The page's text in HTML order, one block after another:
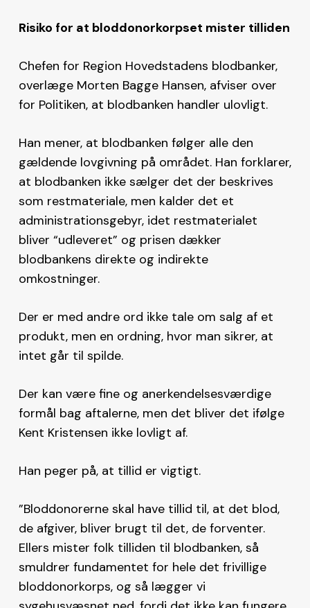
Risiko for at bloddonorkorpset mister tilliden
Chefen for Region Hovedstadens blodbanker,
overlæge Morten Bagge Hansen, afviser over
for Politiken, at blodbanken handler ulovligt.
Han mener, at blodbanken følger alle den
gældende lovgivning på området. Han forklarer,
at blodbanken ikke sælger det der beskrives
som restmateriale, men kalder det et
administrationsgebyr, idet restmaterialet
bliver “udleveret” og prisen dækker
blodbankens direkte og indirekte
omkostninger.
Der er med andre ord ikke tale om salg af et
produkt, men en ordning, hvor man sikrer, at
intet går til spilde.
Der kan være fine og anerkendelsesværdige
formål bag aftalerne, men det bliver det ifølge
Kent Kristensen ikke lovligt af.
Han peger på, at tillid er vigtigt.
”Bloddonorerne skal have tillid til, at det blod,
de afgiver, bliver brugt til det, de forventer.
Ellers mister folk tilliden til blodbanken, så
smuldrer fundamentet for hele det frivillige
bloddonorkorps, og så lægger vi